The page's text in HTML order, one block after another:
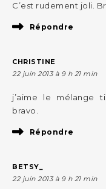
C’est rudement joli.
Répondre
CHRISTINE
22 juin 2013 à 9 h 21 min
j’aime le mélange
bravo.
Répondre
BETSY_
22 juin 2013 à 9 h 21 min